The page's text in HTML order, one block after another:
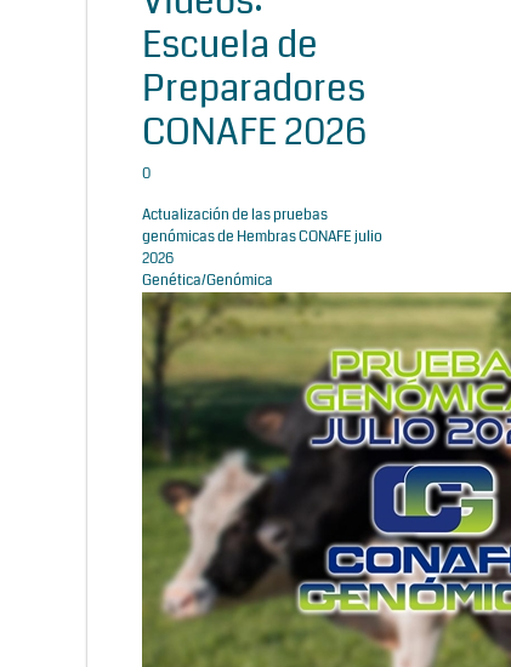
Escuela de
Preparadores
CONAFE 2026
0
Actualización de las pruebas
genómicas de Hembras CONAFE julio
2026
Genética/Genómica